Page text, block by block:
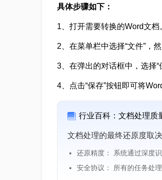
具体步骤如下：
1、打开需要转换的Word文档
2、在菜单栏中选择“文件”，然
3、在弹出的对话框中，选择“
4、点击“保存”按钮即可将
行业百科：文档处理质
文档处理的最终还原度取
还原精度： 系统通过深度
安全协议： 所有的任务处